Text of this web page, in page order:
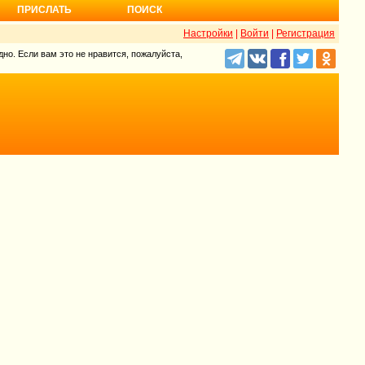
ПРИСЛАТЬ ПОИСК
Настройки Войти Регистрация
Если вам это не нравится, пожалуйста,